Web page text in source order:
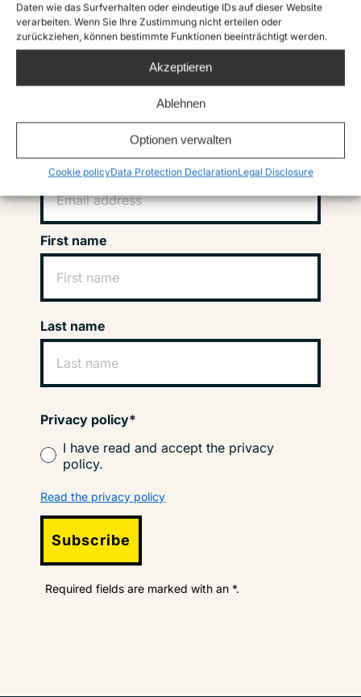
Daten wie das Surfverhalten oder eindeutige IDs auf dieser Website
verarbeiten. Wenn Sie Ihre Zustimmung nicht erteilen oder
zurückziehen, können bestimmte Funktionen beeinträchtigt werden.
Akzeptieren
Ablehnen
Optionen verwalten
Cookie policyData Protection DeclarationLegal Disclosure
InstagramTwitter TikTok Facebook LinkedIn
Subscribe to our
newsletter
Your email address*
First name
Last name
Privacy policy*
I have read and accept the privacy
policy.
Read the privacy policy
Subscribe
Required fields are marked with an *.